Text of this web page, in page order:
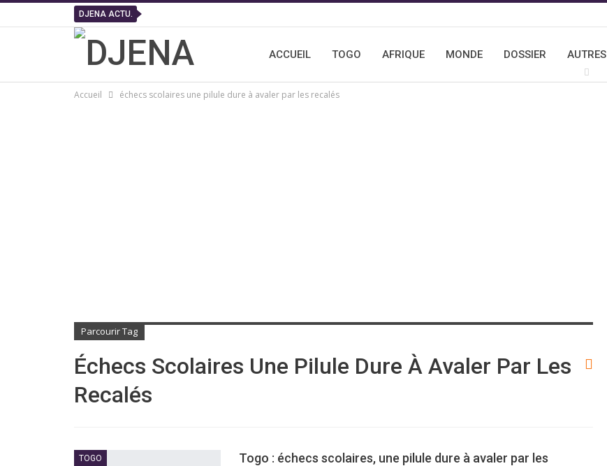
DJENA ACTU.
ACCUEIL TOGO AFRIQUE MONDE DOSSIER AUTRES
Accueil échecs scolaires une pilule dure à avaler par les recalés
Parcourir Tag
Échecs Scolaires Une Pilule Dure À Avaler Par Les
Recalés
TOGO
Togo : échecs scolaires, une pilule dure à avaler par les